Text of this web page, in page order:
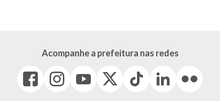
Acompanhe a prefeitura nas redes
Facebook
(link
Instagram
(link
(link
(Antigo
Tiktok
(link
LinkedIn
(link
(link